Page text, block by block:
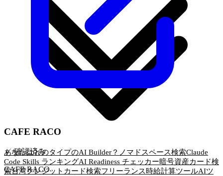
あなたはどのタイプのAI Builder？ ノマドスペース検索Claude
Code Skills ランキングAI Readiness チェッカー暗号資産カード検
索台湾クレジットカード検索フリーランス時給計算ツールAIツ
CAFE RACO
✓確認済み
CAFE RACO